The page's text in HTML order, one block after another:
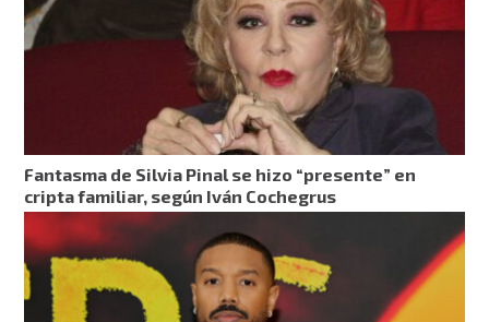
Fantasma de Silvia Pinal se hizo “presente” en
cripta familiar, según Iván Cochegrus